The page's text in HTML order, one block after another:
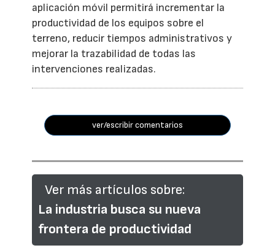
aplicación móvil permitirá incrementar la
productividad de los equipos sobre el
terreno, reducir tiempos administrativos y
mejorar la trazabilidad de todas las
intervenciones realizadas.
ver/escribir comentarios
Ver más artículos sobre:
La industria busca su nueva
frontera de productividad